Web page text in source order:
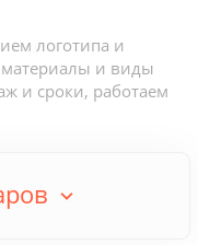
логотипа и
и виды
и сроки, работаем